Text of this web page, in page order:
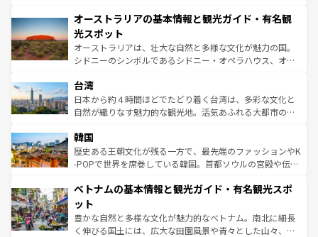
文化が魅力。旅行者はアメリカの各地域で異なる魅力を楽
しみながら、その多様性と豊かな歴史を感じることができ
るだろう。車でのロードトリップや列車の旅も、アメリカ
ならではの贅沢な旅のスタイルだ。 なお、新着のアメリカ
情報は コンテンツ一覧 を参照してほしい。
ワイ島は見逃せない。また、定番の観光地といえばオアフ
島だが、静かな自然を求めるならマウイ島やカウアイ島が
おすすめ。エメラルドグリーンに輝く海をはじめ、豊かな
文化や歴史が息づいている。「アロハスピリット」と呼ば
人々、おいしいローカルフードやハワイアンミュージッ
ク、伝統的なフラダンスなど、すべてがハワイの魅力を彩
っている。訪れるたびに新しい発見と感動が待っているハ
はコンテンツ一覧
オーストラリアの基本情報と観光ガイド・有名観
光スポット
オーストラリアは、壮大な自然と多様な文化が魅力の国。
シドニーのシンボルであるシドニー・オペラハウス、オー
リアリーフや大陸中央部にそびえるウルル（エアーズロッ
ク）、タスマニアの美しい原生林やケアンズの熱帯雨林な
ど、見どころがたくさん。また、カフェやワイン、オージ
いる。アクティビティも充実しており、サーフィンやダイ
ビング、ハイキングなど、アウトドア好きにはたまらな
い。オーストラリアの多彩な魅力を存分に味わいつくそ
参照してほしい。
台湾
日本から約４時間ほどでたどり着く台湾は、多彩な文化と
自然が織りなす魅力的な観光地。活気あふれる大都市の台
ン）、静ひつな山岳地帯である台湾東部など、都市の喧騒
と山間の静けさが共存しており、訪れる人に新しい発見と
驚きをもたらしてくれる。また、奥深い台湾の食文化も魅
容にもいいと評判のスイーツなど、バラエティ豊かな料理
照してほしい。
韓国
歴史ある王朝文化が残る一方で、最先端のファッションやK
-POPで世界を席巻している韓国。首都ソウルの宮殿や伝統
き、地方に足を延ばせば四季折々の自然美を楽しむことが
できる。そして、キムチや焼肉、絶品のストリートフード
まで、さまざまな韓国料理が待っている。夜には、韓国な
らではのナイトライフも堪能できる。あたたかいホスピタ
ベトナムの基本情報と観光ガイド・有名観光スポ
ット
豊かな自然と多様な文化が魅力的なベトナム。南北に細長
く伸びる国土には、広大な田園風景や青々とした山々、世